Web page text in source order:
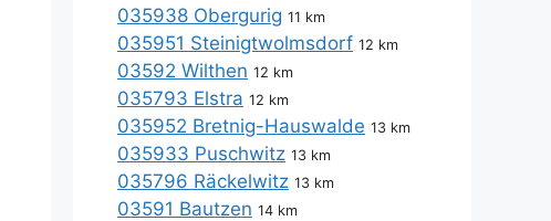
035938 Obergurig 11 km
035951 Steinigtwolmsdorf 12 km
03592 Wilthen 12 km
035793 Elstra 12 km
035952 Bretnig-Hauswalde 13 km
035933 Puschwitz 13 km
035796 Räckelwitz 13 km
03591 Bautzen 14 km